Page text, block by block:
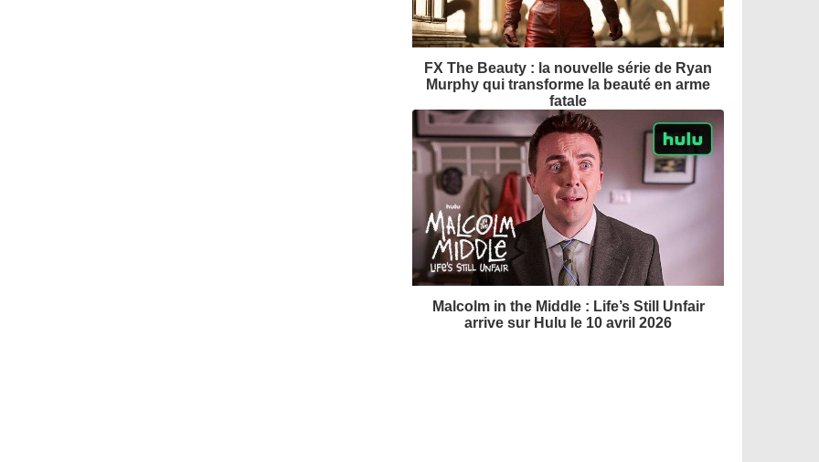
FX The Beauty : la nouvelle série de Ryan
Murphy qui transforme la beauté en arme
fatale
Malcolm in the Middle : Life’s Still Unfair
arrive sur Hulu le 10 avril 2026